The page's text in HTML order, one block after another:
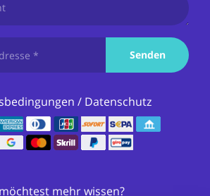
Senden
/ Datenschutz
mehr wissen?